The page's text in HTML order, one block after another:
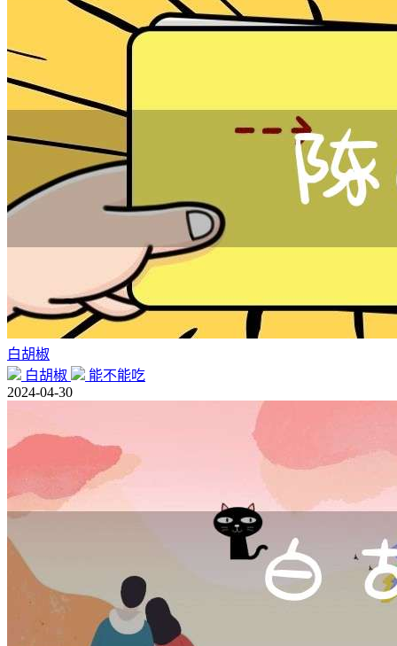
白胡椒
白胡椒
能不能吃
2024-04-30